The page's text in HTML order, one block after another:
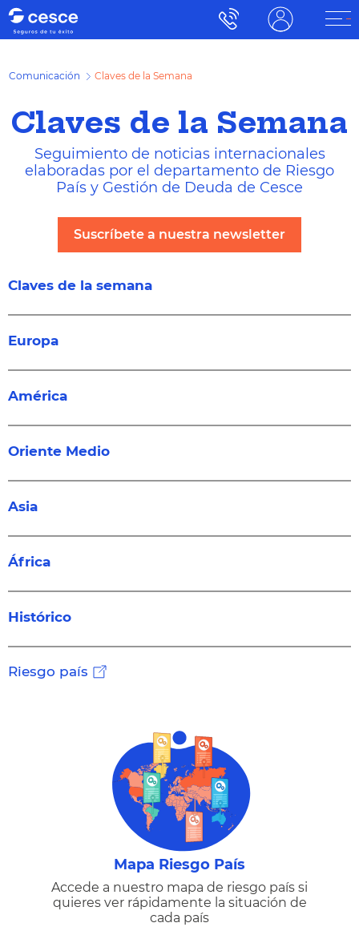
Comunicación Claves de la Semana
Claves de la Semana
Seguimiento de noticias internacionales
elaboradas por el departamento de Riesgo
País y Gestión de Deuda de Cesce
Suscríbete a nuestra newsletter
Claves de la semana
Europa
América
Oriente Medio
Asia
África
Histórico
Riesgo país
Mapa Riesgo País
Accede a nuestro mapa de riesgo país si
quieres ver rápidamente la situación de
cada país